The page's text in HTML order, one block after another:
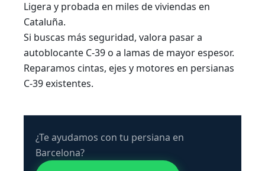
Ligera y probada en miles de viviendas en
Cataluña.
Si buscas más seguridad, valora pasar a
autoblocante C-39 o a lamas de mayor espesor.
Reparamos cintas, ejes y motores en persianas
C-39 existentes.
¿Te ayudamos con tu persiana en
Barcelona?